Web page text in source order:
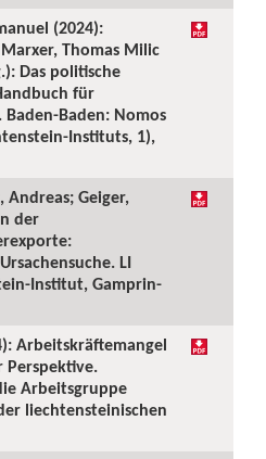
(2024):
Thomas Milic
Das politische
für
Baden: Nomos
Instituts, 1),
Andreas; Geiger,
der
LI
Institut, Gamprin-
Arbeitskräftemangel
Perspektive.
Arbeitsgruppe
liechtensteinischen